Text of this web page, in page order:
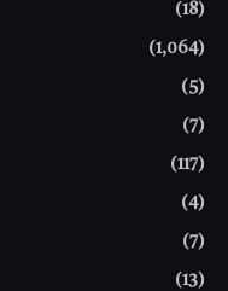
(18)
(1,064)
(5)
(7)
(117)
(4)
(7)
(13)